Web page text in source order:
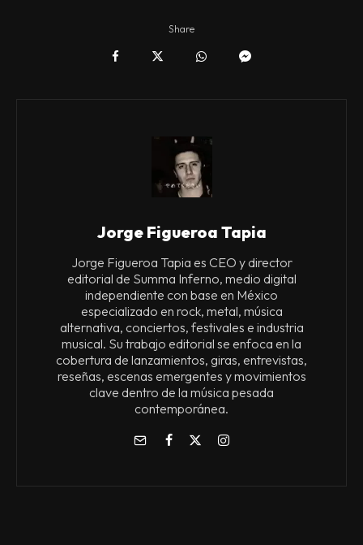
Share
Jorge Figueroa Tapia
Jorge Figueroa Tapia es CEO y director
editorial de Summa Inferno, medio digital
independiente con base en México
especializado en rock, metal, música
alternativa, conciertos, festivales e industria
musical. Su trabajo editorial se enfoca en la
cobertura de lanzamientos, giras, entrevistas,
reseñas, escenas emergentes y movimientos
clave dentro de la música pesada
contemporánea.